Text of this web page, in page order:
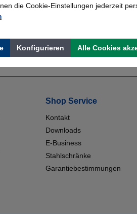
Erfahrung
Shop Service
Kontakt
Downloads
E-Business
Stahlschränke
Garantiebestimmungen
die Cookie-Einstellungen jederzeit
Konfigurieren Alle Cookies